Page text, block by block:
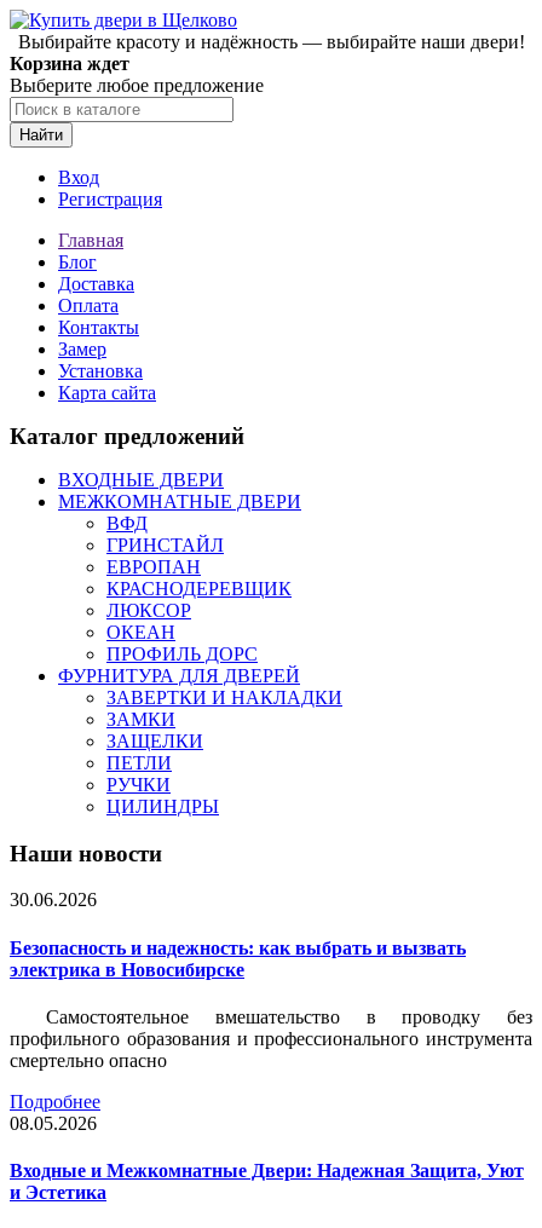
Выбирайте красоту и надёжность — выбирайте наши двери!
Корзина ждет
Выберите любое предложение
Найти
Вход
Регистрация
Главная
Блог
Доставка
Оплата
Контакты
Замер
Установка
Карта сайта
Каталог предложений
ВХОДНЫЕ ДВЕРИ
МЕЖКОМНАТНЫЕ ДВЕРИ
ВФД
ГРИНСТАЙЛ
ЕВРОПАН
КРАСНОДЕРЕВЩИК
ЛЮКСОР
ОКЕАН
ПРОФИЛЬ ДОРС
ФУРНИТУРА ДЛЯ ДВЕРЕЙ
ЗАВЕРТКИ И НАКЛАДКИ
ЗАМКИ
ЗАЩЕЛКИ
ПЕТЛИ
РУЧКИ
ЦИЛИНДРЫ
Наши новости
30.06.2026
Безопасность и надежность: как выбрать и вызвать
электрика в Новосибирске
Самостоятельное вмешательство в проводку без
профильного образования и профессионального инструмента
смертельно опасно
Подробнее
08.05.2026
Входные и Межкомнатные Двери: Надежная Защита, Уют
и Эстетика